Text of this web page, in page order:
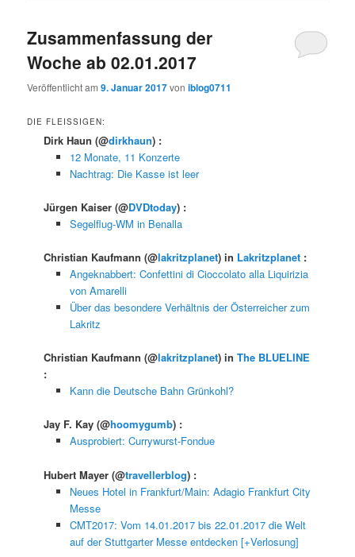
Zusammenfassung der
Woche ab 02.01.2017
Veröffentlicht am9. Januar 2017voniblog0711
DIE FLEISSIGEN:
Dirk Haun(@dirkhaun) :
12 Monate, 11 Konzerte
Nachtrag: Die Kasse ist leer
Jürgen Kaiser(@DVDtoday) :
Segelflug-WM in Benalla
Christian Kaufmann(@lakritzplanet) in Lakritzplanet :
Angeknabbert: Confettini di Cioccolato alla Liquirizia
von Amarelli
Über das besondere Verhältnis der Österreicher zum
Lakritz
Christian Kaufmann(@lakritzplanet) inThe BLUELINE
:
Kann die Deutsche Bahn Grünkohl?
Jay F. Kay(@hoomygumb) :
Ausprobiert: Currywurst-Fondue
Hubert Mayer(@travellerblog) :
Neues Hotel in Frankfurt/Main: Adagio Frankfurt City
Messe
CMT2017: Vom 14.01.2017 bis 22.01.2017 die Welt
auf der Stuttgarter Messe entdecken [+Verlosung]